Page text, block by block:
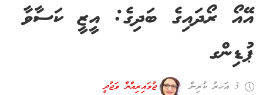
އޭއޯ ރޯދައިގެ ބަދިގެ: އީޒީ ކަސާވާ
ޕުޑިންގ
3 އަހރު ކުރިން ޖުވައިރިއްޔާ ވަޖުދީ